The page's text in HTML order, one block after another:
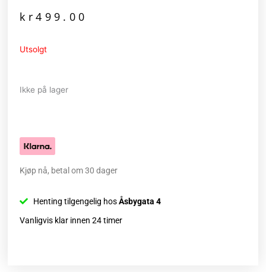
kr499.00
Utsolgt
Ikke på lager
Kjøp nå, betal om 30 dager
Henting tilgengelig hosÅsbygata 4
Vanligvis klar innen 24 timer